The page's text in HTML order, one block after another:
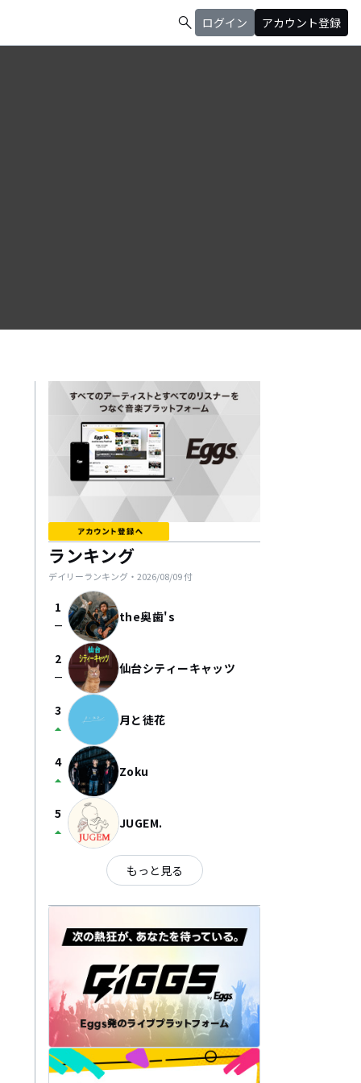
search ログイン アカウント登録
ランキング
デイリーランキング・ 2026/08/09付
1
check_indeterminate_small the奥歯's
2
check_indeterminate_small 仙台シティーキャッツ
3
arrow_drop_up 月と徒花
4
arrow_drop_up Zoku
5
arrow_drop_up JUGEM.
もっと見る